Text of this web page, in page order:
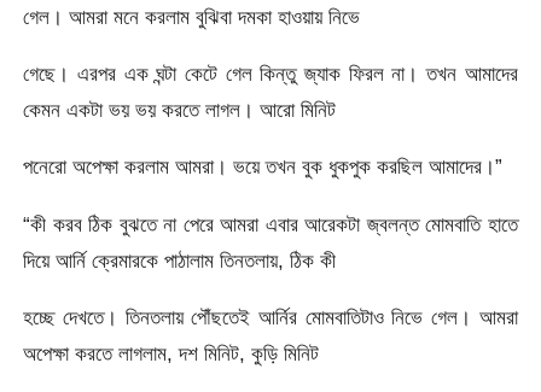
গেল। আমরা মনে করলাম বুঝিবা দমকা হাওয়ায় নিভে
গেছে। এরপর এক ঘন্টা কেটে গেল কিন্তু জ্যাক ফিরল না। তখন আমাদের
কেমন একটা ভয় ভয় করতে লাগল। আরো মিনিট
পনেরো অপেক্ষা করলাম আমরা। ভয়ে তখন বুক ধুকপুক করছিল আমাদের।”
“কী করব ঠিক বুঝতে না পেরে আমরা এবার আরেকটা জ্বলন্ত মোমবাতি হাতে
দিয়ে আর্নি ক্রেমারকে পাঠালাম তিনতলায়, ঠিক কী
হচ্ছে দেখতে। তিনতলায় পৌঁছতেই আর্নির মোমবাতিটাও নিভে গেল। আমরা
অপেক্ষা করতে লাগলাম, দশ মিনিট, কুড়ি মিনিট